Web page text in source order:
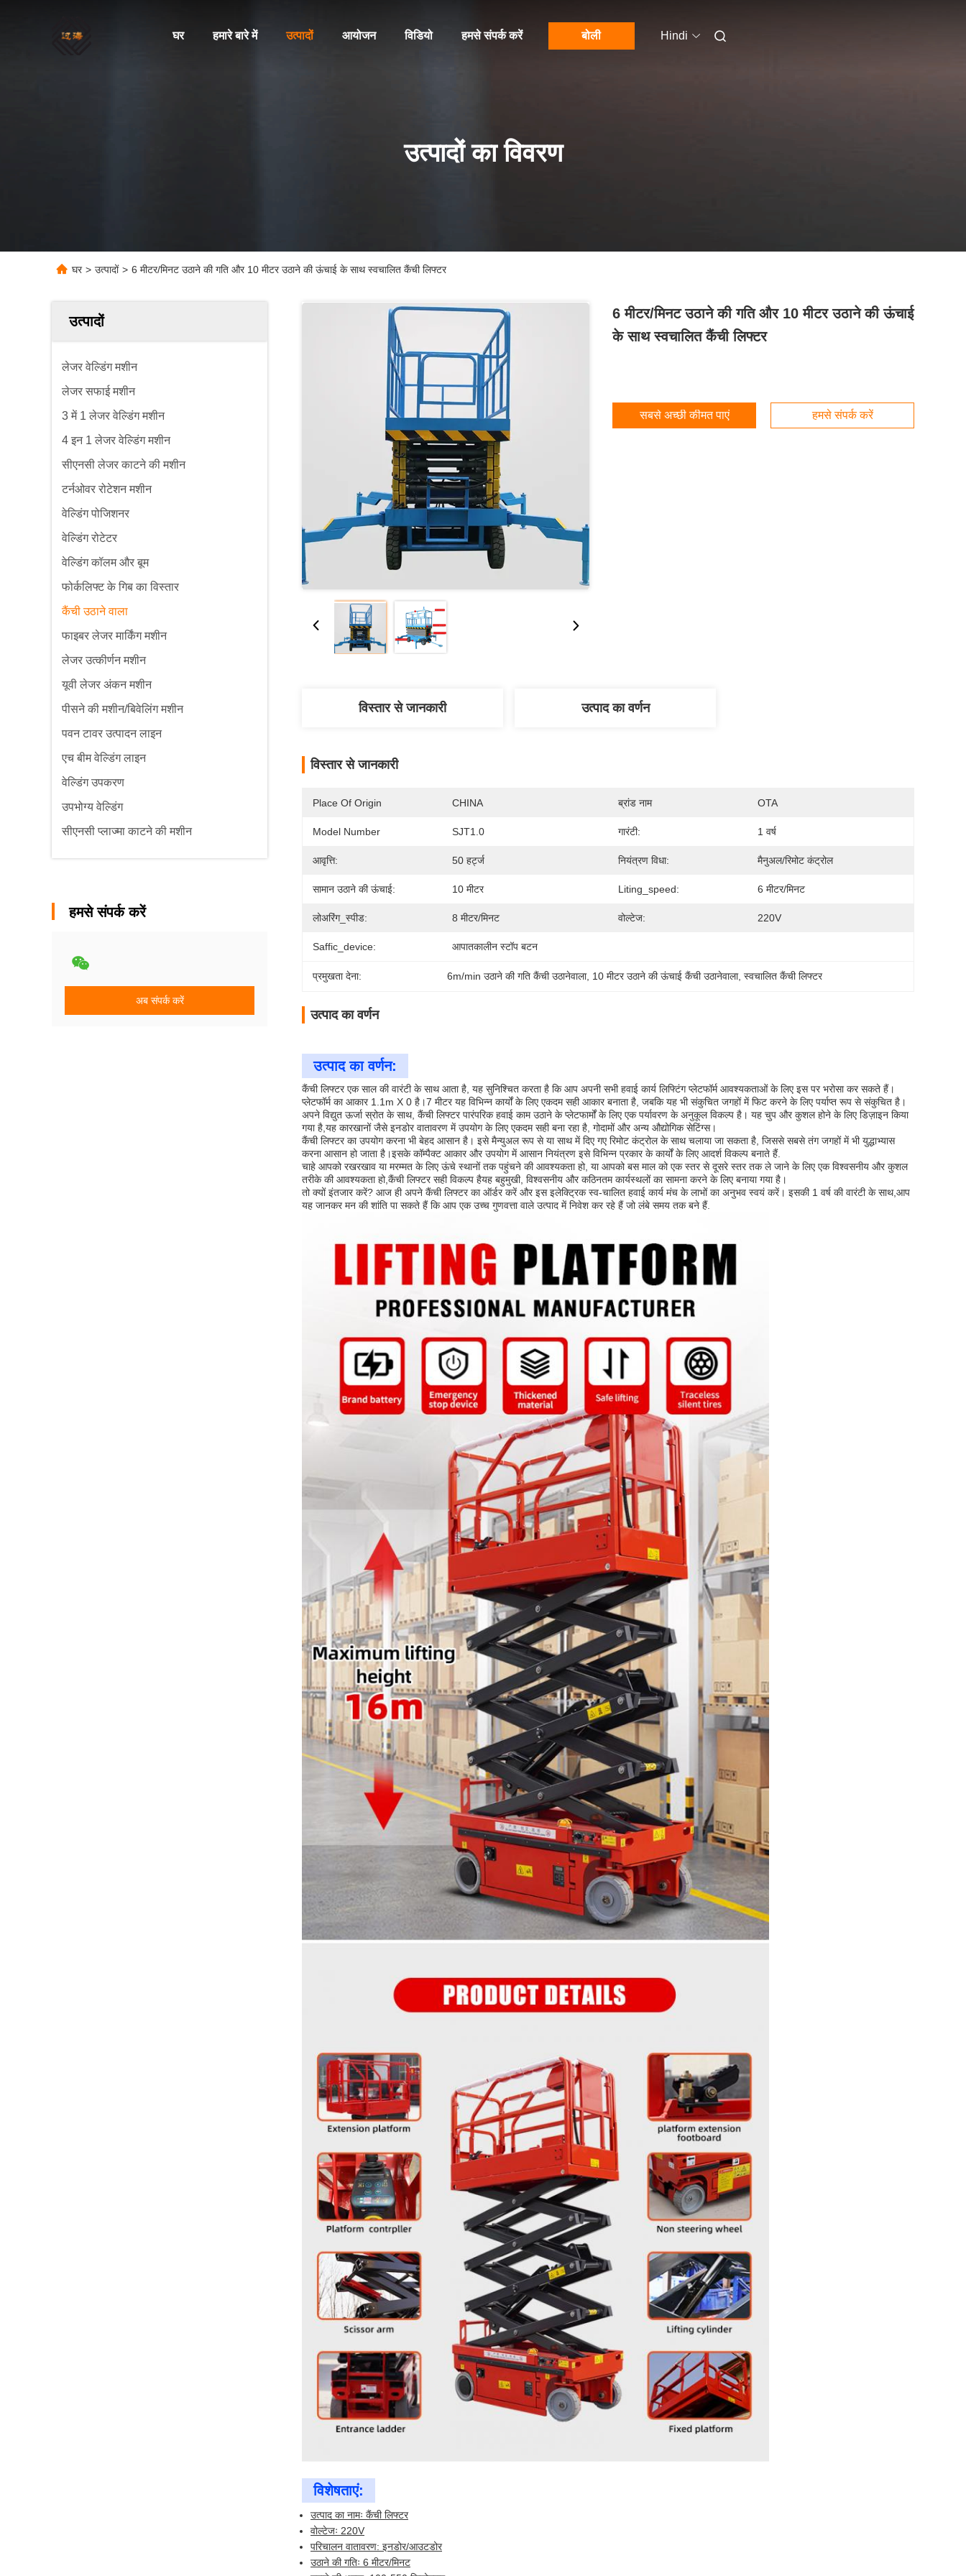
घर हमारे बारे में उत्पादों आयोजन विडियो हमसे संपर्क करें बोली Hindi
उत्पादों का विवरण
घर > उत्पादों > 6 मीटर/मिनट उठाने की गति और 10 मीटर उठाने की ऊंचाई के साथ स्वचालित कैंची लिफ्टर
उत्पादों
लेजर वेल्डिंग मशीन
लेजर सफाई मशीन
3 में 1 लेजर वेल्डिंग मशीन
4 इन 1 लेजर वेल्डिंग मशीन
सीएनसी लेजर काटने की मशीन
टर्नओवर रोटेशन मशीन
वेल्डिंग पोजिशनर
वेल्डिंग रोटेटर
वेल्डिंग कॉलम और बूम
फोर्कलिफ्ट के गिब का विस्तार
कैंची उठाने वाला
फाइबर लेजर मार्किंग मशीन
लेजर उत्कीर्णन मशीन
यूवी लेजर अंकन मशीन
पीसने की मशीन/बिवेलिंग मशीन
पवन टावर उत्पादन लाइन
एच बीम वेल्डिंग लाइन
वेल्डिंग उपकरण
उपभोग्य वेल्डिंग
सीएनसी प्लाज्मा काटने की मशीन
हमसे संपर्क करें
अब संपर्क करें
6 मीटर/मिनट उठाने की गति और 10 मीटर उठाने की ऊंचाई
के साथ स्वचालित कैंची लिफ्टर
सबसे अच्छी कीमत पाएं हमसे संपर्क करें
विस्तार से जानकारी उत्पाद का वर्णन
विस्तार से जानकारी
Place Of Origin CHINA ब्रांड नाम OTA
Model Number SJT1.0 गारंटी: 1 वर्ष
आवृत्ति: 50 हर्ट्ज नियंत्रण विधा: मैनुअल/रिमोट कंट्रोल
सामान उठाने की ऊंचाई: 10 मीटर Liting_speed: 6 मीटर/मिनट
लोअरिंग_स्पीड: 8 मीटर/मिनट वोल्टेज: 220V
Saffic_device: आपातकालीन स्टॉप बटन
प्रमुखता देना: 6m/min उठाने की गति कैंची उठानेवाला, 10 मीटर उठाने की ऊंचाई कैंची उठानेवाला, स्वचालित कैंची लिफ्टर
उत्पाद का वर्णन
उत्पाद का वर्णन:
कैंची लिफ्टर एक साल की वारंटी के साथ आता है, यह सुनिश्चित करता है कि आप अपनी सभी हवाई कार्य लिफ्टिंग प्लेटफॉर्म आवश्यकताओं के लिए इस पर भरोसा कर सकते हैं।
प्लेटफॉर्म का आकार 1.1m X 0 है।7 मीटर यह विभिन्न कार्यों के लिए एकदम सही आकार बनाता है, जबकि यह भी संकुचित जगहों में फिट करने के लिए पर्याप्त रूप से संकुचित है।
अपने विद्युत ऊर्जा स्रोत के साथ, कैंची लिफ्टर पारंपरिक हवाई काम उठाने के प्लेटफार्मों के लिए एक पर्यावरण के अनुकूल विकल्प है। यह चुप और कुशल होने के लिए डिज़ाइन किया
गया है,यह कारखानों जैसे इनडोर वातावरण में उपयोग के लिए एकदम सही बना रहा है, गोदामों और अन्य औद्योगिक सेटिंग्स।
कैंची लिफ्टर का उपयोग करना भी बेहद आसान है। इसे मैन्युअल रूप से या साथ में दिए गए रिमोट कंट्रोल के साथ चलाया जा सकता है, जिससे सबसे तंग जगहों में भी युद्धाभ्यास
करना आसान हो जाता है।इसके कॉम्पैक्ट आकार और उपयोग में आसान नियंत्रण इसे विभिन्न प्रकार के कार्यों के लिए आदर्श विकल्प बनाते हैं.
चाहे आपको रखरखाव या मरम्मत के लिए ऊंचे स्थानों तक पहुंचने की आवश्यकता हो, या आपको बस माल को एक स्तर से दूसरे स्तर तक ले जाने के लिए एक विश्वसनीय और कुशल
तरीके की आवश्यकता हो,कैंची लिफ्टर सही विकल्प हैयह बहुमुखी, विश्वसनीय और कठिनतम कार्यस्थलों का सामना करने के लिए बनाया गया है।
तो क्यों इंतजार करें? आज ही अपने कैंची लिफ्टर का ऑर्डर करें और इस इलेक्ट्रिक स्व-चालित हवाई कार्य मंच के लाभों का अनुभव स्वयं करें। इसकी 1 वर्ष की वारंटी के साथ,आप
यह जानकर मन की शांति पा सकते हैं कि आप एक उच्च गुणवत्ता वाले उत्पाद में निवेश कर रहे हैं जो लंबे समय तक बने हैं.
विशेषताएं:
उत्पाद का नामः कैंची लिफ्टर
वोल्टेजः 220V
परिचालन वातावरण: इनडोर/आउटडोर
उठाने की गतिः 6 मीटर/मिनट